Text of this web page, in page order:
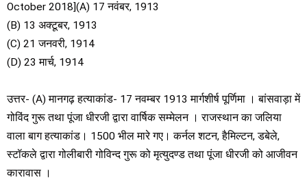
October 2018](A) 17 नवंबर, 1913
(B) 13 अक्टूबर, 1913
(C) 21 जनवरी, 1914
(D) 23 मार्च, 1914
उत्तर- (A) मानगढ़ हत्याकांड- 17 नवम्बर 1913 मार्गशीर्ष पूर्णिमा । बांसवाड़ा में
गोविंद गुरू तथा पूंजा धीरजी द्वारा वार्षिक सम्मेलन । राजस्थान का जलिया
वाला बाग हत्याकांड। 1500 भील मारे गए। कर्नल शटन, हैमिल्टन, डबेले,
स्टॉकले द्वारा गोलीबारी गोविन्द गुरू को मृत्युदण्ड तथा पूंजा धीरजी को आजीवन
कारावास ।